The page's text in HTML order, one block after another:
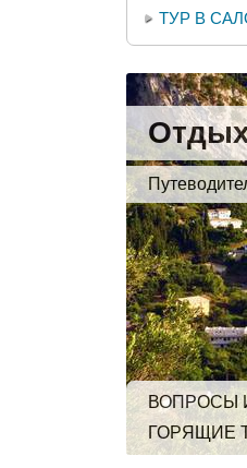
ТУР В
ВОПРОСЫ
ГОРЯЩИЕ